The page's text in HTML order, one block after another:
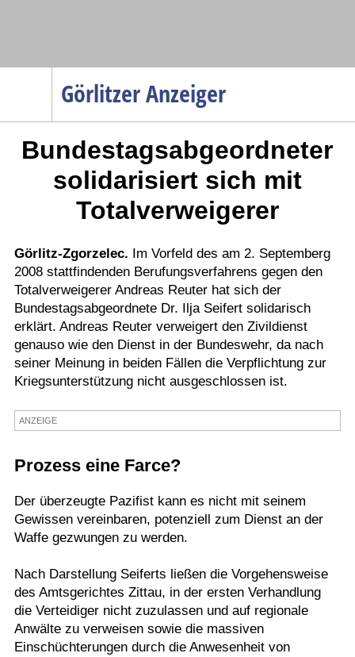
Görlitzer Anzeiger
Menüpunkte
Politik
Gesellschaft
Verkehr
Gesundheit
Kultur
Sport
Termine
Bundestagsabgeordneter
solidarisiert sich mit
Totalverweigerer
Görlitz-Zgorzelec. Im Vorfeld des am 2. Septemberg
2008 stattfindenden Berufungsverfahrens gegen den
Totalverweigerer Andreas Reuter hat sich der
Bundestagsabgeordnete Dr. Ilja Seifert solidarisch
erklärt. Andreas Reuter verweigert den Zivildienst
genauso wie den Dienst in der Bundeswehr, da nach
seiner Meinung in beiden Fällen die Verpflichtung zur
Kriegsunterstützung nicht ausgeschlossen ist.
ANZEIGE
Prozess eine Farce?
Der überzeugte Pazifist kann es nicht mit seinem
Gewissen vereinbaren, potenziell zum Dienst an der
Waffe gezwungen zu werden.
Nach Darstellung Seiferts ließen die Vorgehensweise
des Amtsgerichtes Zittau, in der ersten Verhandlung
die Verteidiger nicht zuzulassen und auf regionale
Anwälte zu verweisen sowie die massiven
Einschüchterungen durch die Anwesenheit von